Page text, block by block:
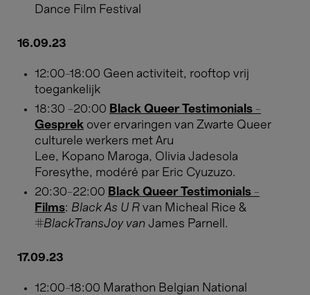
Dance Film Festival
16.09.23
12:00-18:00 Geen activiteit, rooftop vrij
toegankelijk
18:30 -20:00 Black Queer Testimonials -
Gesprek over ervaringen van Zwarte Queer
culturele werkers met Aru
Lee, Kopano Maroga, Olivia Jadesola
Foresythe, modéré par Eric Cyuzuzo.
20:30-22:00 Black Queer Testimonials -
Films: Black As U R van Micheal Rice &
#BlackTransJoy van James Parnell.
17.09.23
12:00-18:00 Marathon Belgian National